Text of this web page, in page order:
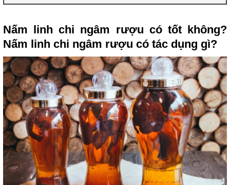
Nấm linh chi ngâm rượu có tốt không?
Nấm linh chi ngâm rượu có tác dụng gì?